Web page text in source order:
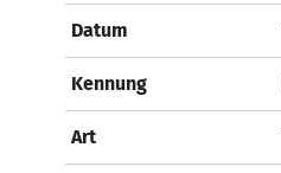
Datum
Kennung
Art